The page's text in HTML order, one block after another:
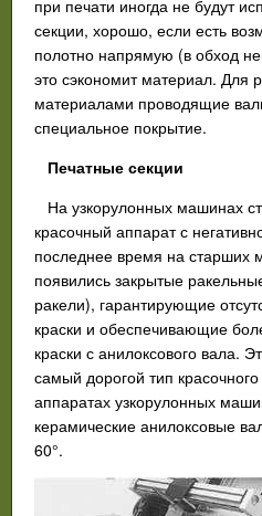
при печати иногда не будут
секции, хорошо, если есть
полотно напрямую (в обход
это сэкономит материал. Для
материалами проводящие
специальное покрытие.
Печатные секции
На узкорулонных машинах
красочный аппарат с
последнее время на старших
появились закрытые
ракели), гарантирующие
краски и обеспечивающие
краски с анилоксового вала.
самый дорогой тип
аппаратах узкорулонных
керамические анилоксовые
60°.